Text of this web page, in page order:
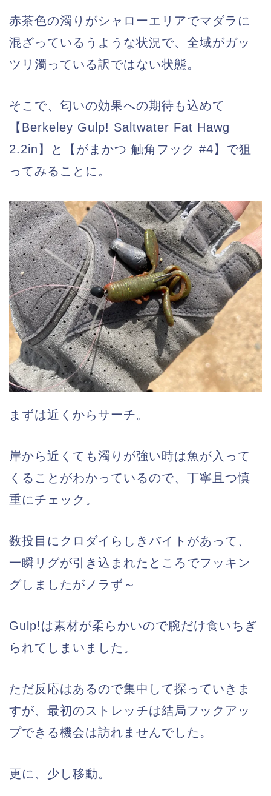
赤茶色の濁りがシャローエリアでマダラに
混ざっているうような状況で、全域がガッ
ツリ濁っている訳ではない状態。
そこで、匂いの効果への期待も込めて
【Berkeley Gulp! Saltwater Fat Hawg
2.2in】と【がまかつ 触角フック #4】で狙
ってみることに。
まずは近くからサーチ。
岸から近くても濁りが強い時は魚が入って
くることがわかっているので、丁寧且つ慎
重にチェック。
数投目にクロダイらしきバイトがあって、
一瞬リグが引き込まれたところでフッキン
グしましたがノラず～
Gulp!は素材が柔らかいので腕だけ食いちぎ
られてしまいました。
ただ反応はあるので集中して探っていきま
すが、最初のストレッチは結局フックアッ
プできる機会は訪れませんでした。
更に、少し移動。